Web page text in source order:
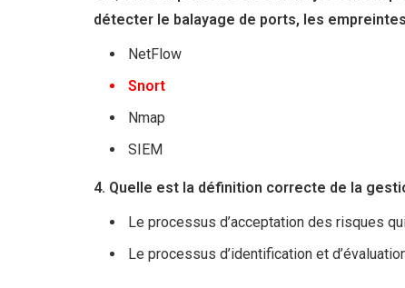
détecter le balayage de ports, les
NetFlow
Snort
Nmap
SIEM
4. Quelle est la définition correcte de la
Le processus d’acceptation des risques
Le processus d’identification et